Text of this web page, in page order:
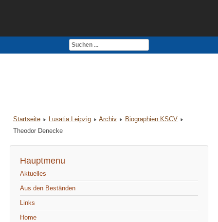
Impressum
Startseite Lusatia Leipzig Archiv
Biographien KSCV
Theodor Denecke
Hauptmenu
Aktuelles
Aus den Beständen
Links
Home